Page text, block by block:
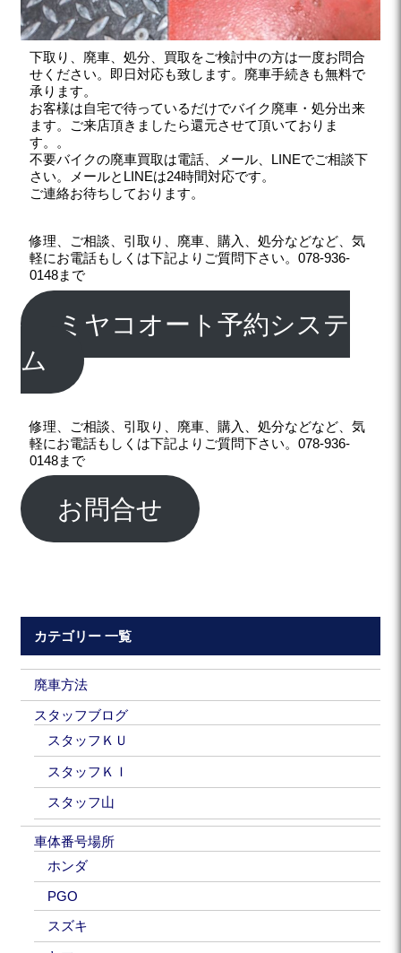
下取り、廃車、処分、買取をご検討中の方は一度お問合
せください。即日対応も致します。廃車手続きも無料で
承ります。
お客様は自宅で待っているだけでバイク廃車・処分出来
ます。ご来店頂きましたら還元させて頂いておりま
す。。
不要バイクの廃車買取は電話、メール、LINEでご相談下
さい。メールとLINEは24時間対応です。
ご連絡お待ちしております。
修理、ご相談、引取り、廃車、購入、処分などなど、気
軽にお電話もしくは下記よりご質問下さい。078-936-
0148まで
ミヤコオート予約システ
ム
修理、ご相談、引取り、廃車、購入、処分などなど、気
軽にお電話もしくは下記よりご質問下さい。078-936-
0148まで
お問合せ
カテゴリー 一覧
廃車方法
スタッフブログ
スタッフＫＵ
スタッフＫＩ
スタッフ山
車体番号場所
ホンダ
PGO
スズキ